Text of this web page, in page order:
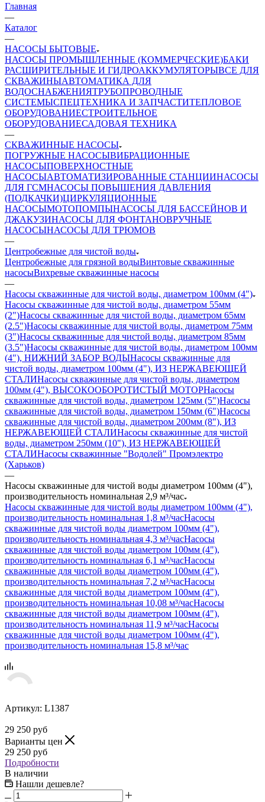
Главная
—
Каталог
—
НАСОСЫ БЫТОВЫЕ
НАСОСЫ ПРОМЫШЛЕННЫЕ (КОММЕРЧЕСКИЕ)БАКИ
РАСШИРИТЕЛЬНЫЕ И ГИДРОАККУМУЛЯТОРЫВСЕ ДЛЯ
СКВАЖИНЫАВТОМАТИКА ДЛЯ
ВОДОСНАБЖЕНИЯТРУБОПРОВОДНЫЕ
СИСТЕМЫСПЕЦТЕХНИКА И ЗАПЧАСТИТЕПЛОВОЕ
ОБОРУДОВАНИЕСТРОИТЕЛЬНОЕ
ОБОРУДОВАНИЕСАДОВАЯ ТЕХНИКА
—
СКВАЖИННЫЕ НАСОСЫ
ПОГРУЖНЫЕ НАСОСЫВИБРАЦИОННЫЕ
НАСОСЫПОВЕРХНОСТНЫЕ
НАСОСЫАВТОМАТИЗИРОВАННЫЕ СТАНЦИИНАСОСЫ
ДЛЯ ГСМНАСОСЫ ПОВЫШЕНИЯ ДАВЛЕНИЯ
(ПОДКАЧКИ)ЦИРКУЛЯЦИОННЫЕ
НАСОСЫМОТОПОМПЫНАСОСЫ ДЛЯ БАССЕЙНОВ И
ДЖАКУЗИНАСОСЫ ДЛЯ ФОНТАНОВРУЧНЫЕ
НАСОСЫНАСОСЫ ДЛЯ ТРЮМОВ
—
Центробежные для чистой воды
Центробежные для грязной водыВинтовые скважинные
насосыВихревые скважинные насосы
—
Насосы скважинные для чистой воды, диаметром 100мм (4")
Насосы скважинные для чистой воды, диаметром 55мм
(2")Насосы скважинные для чистой воды, диаметром 65мм
(2.5")Насосы скважинные для чистой воды, диаметром 75мм
(3")Насосы скважинные для чистой воды, диаметром 85мм
(3.5")Насосы скважинные для чистой воды, диаметром 100мм
(4"), НИЖНИЙ ЗАБОР ВОДЫНасосы скважинные для
чистой воды, диаметром 100мм (4"), ИЗ НЕРЖАВЕЮЩЕЙ
СТАЛИНасосы скважинные для чистой воды, диаметром
100мм (4"), ВЫСОКООБОРОТИСТЫЙ МОТОРНасосы
скважинные для чистой воды, диаметром 125мм (5")Насосы
скважинные для чистой воды, диаметром 150мм (6")Насосы
скважинные для чистой воды, диаметром 200мм (8"), ИЗ
НЕРЖАВЕЮЩЕЙ СТАЛИНасосы скважинные для чистой
воды, диаметром 250мм (10"), ИЗ НЕРЖАВЕЮЩЕЙ
СТАЛИНасосы скважинные "Водолей" Промэлектро
(Харьков)
—
Насосы скважинные для чистой воды диаметром 100мм (4"),
производительность номинальная 2,9 м³/час
Насосы скважинные для чистой воды диаметром 100мм (4"),
производительность номинальная 1,8 м³/часНасосы
скважинные для чистой воды диаметром 100мм (4"),
производительность номинальная 4,3 м³/часНасосы
скважинные для чистой воды диаметром 100мм (4"),
производительность номинальная 6,1 м³/часНасосы
скважинные для чистой воды диаметром 100мм (4"),
производительность номинальная 7,2 м³/часНасосы
скважинные для чистой воды диаметром 100мм (4"),
производительность номинальная 10,08 м³/часНасосы
скважинные для чистой воды диаметром 100мм (4"),
производительность номинальная 11,9 м³/часНасосы
скважинные для чистой воды диаметром 100мм (4"),
производительность номинальная 15,8 м³/час
Артикул: L1387
29 250 руб
Варианты цен
29 250 руб
Подробности
В наличии
Нашли дешевле?